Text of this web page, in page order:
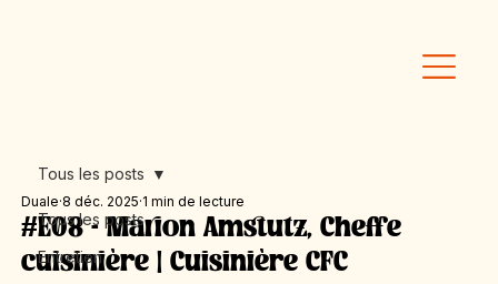
Tous les posts
Entretien
Tous les posts
#E08 - Marion Amstutz, Cheffe
cuisinière | Cuisinière CFC
Duale 8 déc. 2025 1 min de lecture